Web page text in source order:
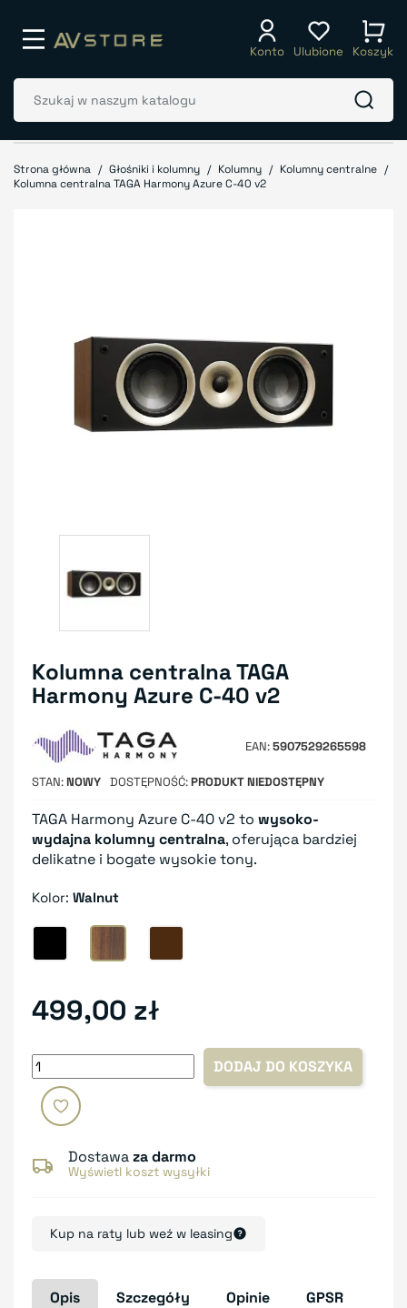
Konto Ulubione Koszyk
Strona główna Głośniki i kolumny Kolumny
Kolumny centralne
Kolumna centralna TAGA Harmony Azure C-40 v2
Kolumna centralna TAGA
Harmony Azure C-40 v2
EAN 5907529265598
STAN NOWY DOSTĘPNOŚĆ PRODUKT NIEDOSTĘPNY
TAGA Harmony Azure C-40 v2 to wysoko-
wydajna kolumny centralna, oferująca bardziej
delikatne i bogate wysokie tony.
Kolor: Walnut
Czarny Walnut Wenge
499,00 zł
DODAJ DO KOSZYKA
Dostawaza darmo
Wyświetl koszt wysyłki
Kup na raty lub weź w leasing
Opis Szczegóły Opinie GPSR